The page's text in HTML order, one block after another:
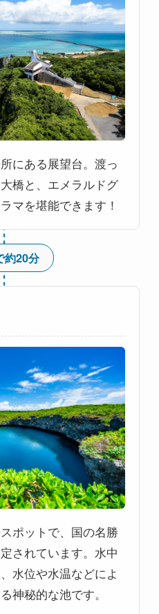
にある展望台。渡っ
橋と、エメラルドグ
マを堪能できます！
約20分
ポットで、国の名勝
されています。水中
水位や水温などによ
神秘的な池です。